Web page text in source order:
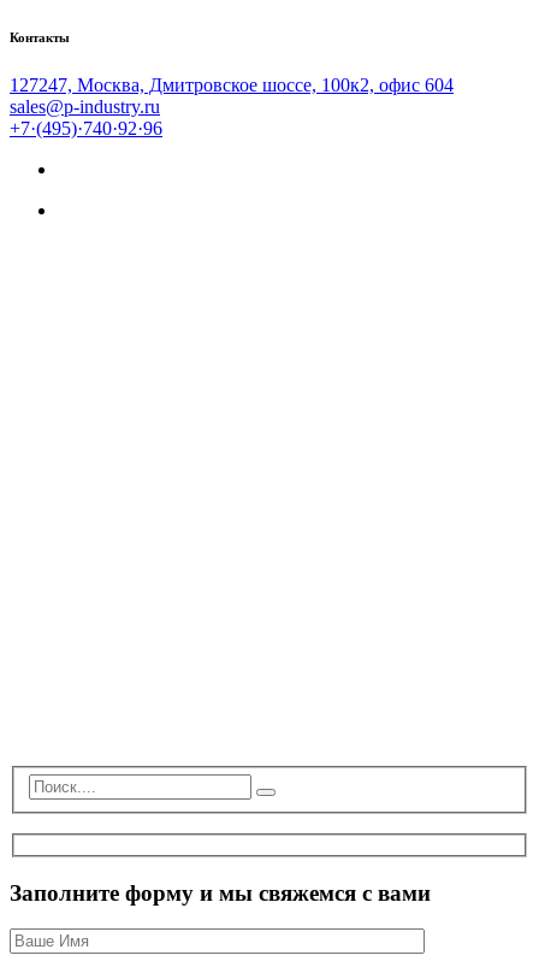
Контакты
127247, Москва, Дмитровское шоссе, 100к2, офис 604
sales@p-industry.ru
+7·(495)·740·92·96
Заполните форму и мы свяжемся с вами